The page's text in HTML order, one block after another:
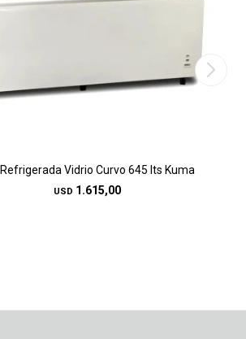
Vidrio Curvo 645 lts Kuma
USD 1.615,00